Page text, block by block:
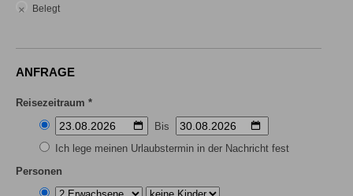
× Belegt
ANFRAGE
Reisezeitraum *
Bis
Ich lege meinen Urlaubstermin in der Nachricht fest
Personen